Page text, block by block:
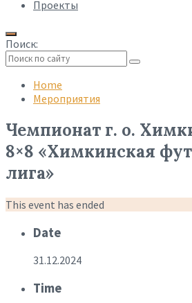
Проекты
Поиск:
search
Home
Мероприятия
Чемпионат г. о.
8×8 «Химкинская
лига»
This event has ended
Date
31.12.2024
Time